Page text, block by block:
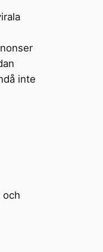
inte
och